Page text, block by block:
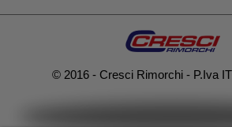
© 2016 - Cresci Rimorchi - P.Iva